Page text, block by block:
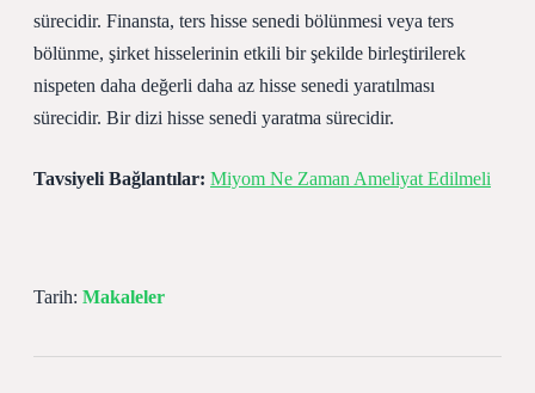
sürecidir. Finansta, ters hisse senedi bölünmesi veya ters
bölünme, şirket hisselerinin etkili bir şekilde birleştirilerek
nispeten daha değerli daha az hisse senedi yaratılması
sürecidir. Bir dizi hisse senedi yaratma sürecidir.
Tavsiyeli Bağlantılar: Miyom Ne Zaman Ameliyat Edilmeli
Tarih: Makaleler